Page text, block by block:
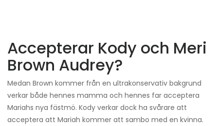
Accepterar Kody och Meri
Brown Audrey?
Medan Brown kommer från en ultrakonservativ bakgrund
verkar både hennes mamma och hennes far acceptera
Mariahs nya fästmö. Kody verkar dock ha svårare att
acceptera att Mariah kommer att sambo med en kvinna.